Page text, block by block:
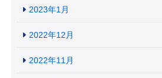
2023年1月
2022年12月
2022年11月